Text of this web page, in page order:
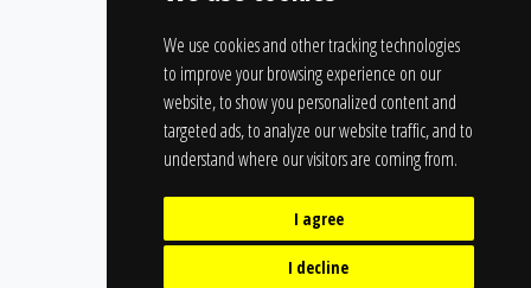
We use cookies and other tracking technologies
to improve your browsing experience on our
website, to show you personalized content and
targeted ads, to analyze our website traffic, and to
understand where our visitors are coming from.
I agree
I decline